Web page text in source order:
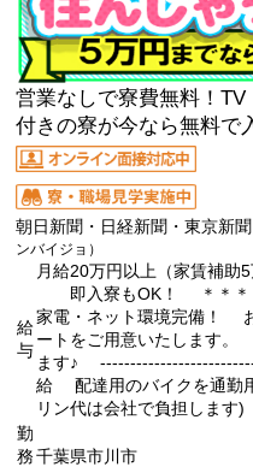
営業なしで寮費無料！
付きの寮が今なら無料で
朝日新聞・日経新聞・東京新
ンバイジョ）
給
与
月給20万円以上（家賃補
即入寮もOK！ ＊＊
家電・ネット環境完備！
ートをご用意いたします
ます♪
給 配達用のバイクを通勤
リン代は会社で負担します)
勤
務 千葉県市川市